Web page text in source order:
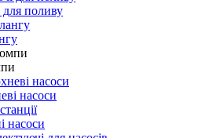
поливу
насоси
насоси